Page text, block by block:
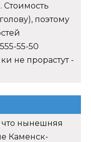
Стоимость
поэтому
55-50
не прорастут -
нынешняя
Каменск-